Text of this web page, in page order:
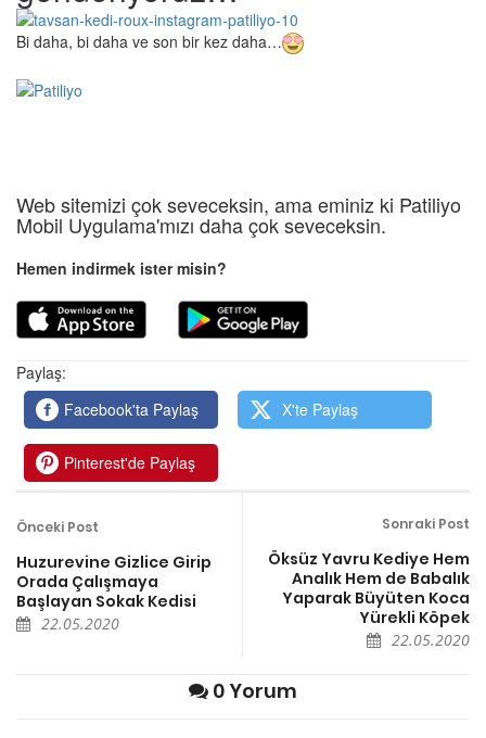
Bi daha, bi daha ve son bir kez daha…
Web sitemizi çok seveceksin, ama eminiz ki Patiliyo
Mobil Uygulama'mızı daha çok seveceksin.
Hemen indirmek ister misin?
Paylaş:
Facebook'ta Paylaş
X'te Paylaş
Pinterest'de Paylaş
Önceki Post
Huzurevine Gizlice Girip
Orada Çalışmaya
Başlayan Sokak Kedisi
22.05.2020
Sonraki Post
Öksüz Yavru Kediye Hem
Analık Hem de Babalık
Yaparak Büyüten Koca
Yürekli Köpek
22.05.2020
0 Yorum